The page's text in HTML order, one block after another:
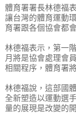
體育署署長林德福
讓台灣的體育運動
育署跟各個協會都
林德福表示，第一
月將是協會處理會
相關程序，體育署
林德福說，這部國
全新塑造以運動選
量的展現是改變的